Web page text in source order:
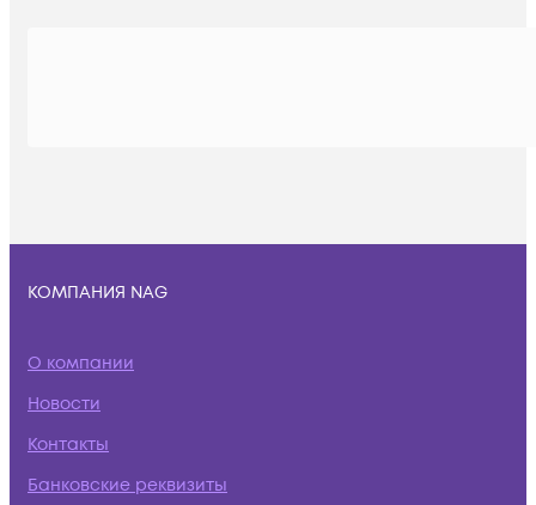
КОМПАНИЯ NAG
О компании
Новости
Контакты
Банковские реквизиты